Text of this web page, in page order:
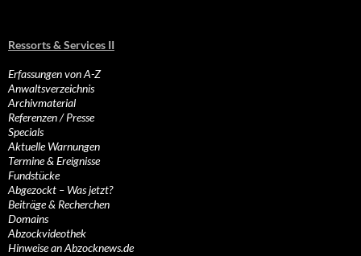
Ressorts & Services II
Erfassungen von A-Z
Anwaltsverzeichnis
Archivmaterial
Referenzen / Presse
Specials
Aktuelle Warnungen
Termine & Ereignisse
Fundstücke
Abgezockt – Was jetzt?
Beiträge & Recherchen
Domains
Abzockvideothek
Hinweise an Abzocknews.de